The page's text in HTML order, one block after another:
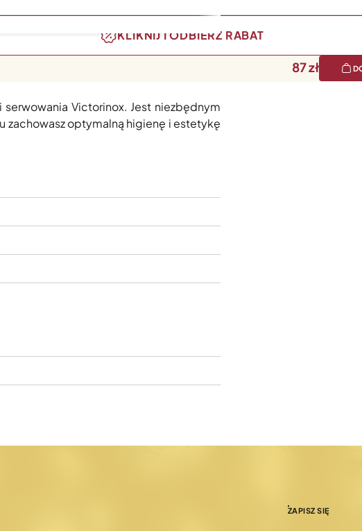
KLIKNIJ I ODBIERZ RABAT
87
Victorinox. Jest niezbędnym
optymalną higienę i estetykę
ZAPISZ SIĘ